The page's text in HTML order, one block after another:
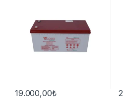
19.000,00₺